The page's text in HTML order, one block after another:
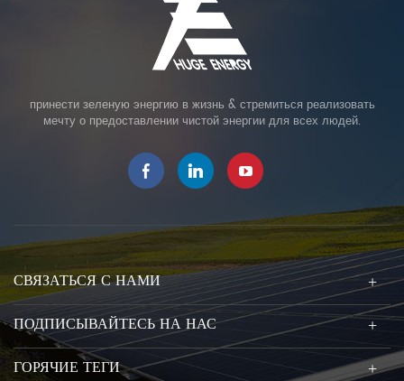
принести зеленую энергию в жизнь & стремиться реализовать
мечту о предоставлении чистой энергии для всех людей.
СВЯЗАТЬСЯ С НАМИ
ПОДПИСЫВАЙТЕСЬ НА НАС
ГОРЯЧИЕ ТЕГИ